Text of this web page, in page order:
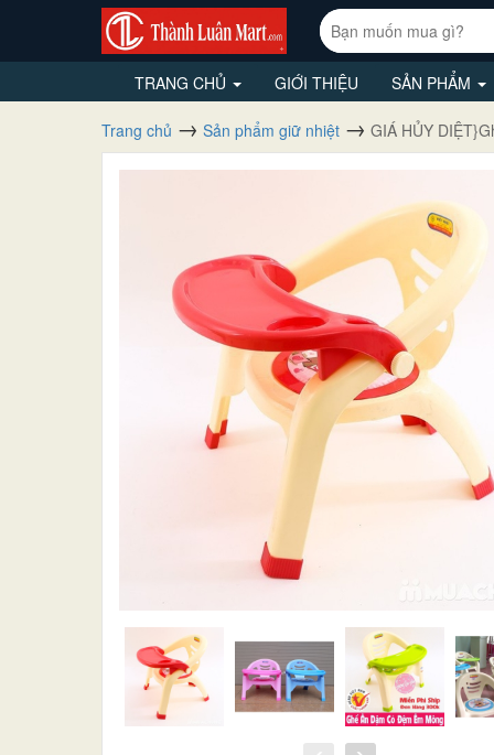
TRANG CHỦ GIỚI THIỆU SẢN PHẨM
Trang chủ Sản phẩm giữ nhiệt GIÁ HỦY